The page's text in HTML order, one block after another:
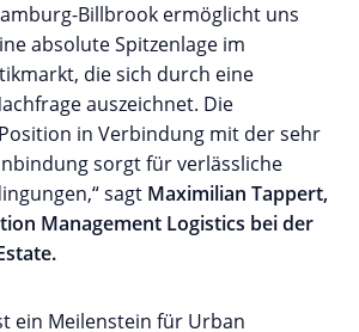
Billbrook ermöglicht uns
absolute Spitzenlage im
die sich durch eine
auszeichnet. Die
in Verbindung mit der sehr
sorgt für verlässliche
sagt Maximilian Tappert,
Management Logistics bei der
ein Meilenstein für Urban